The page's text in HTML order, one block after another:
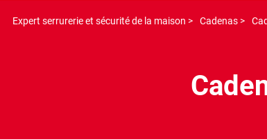
Expert serrurerie et sécurité de la maison > Cadenas >